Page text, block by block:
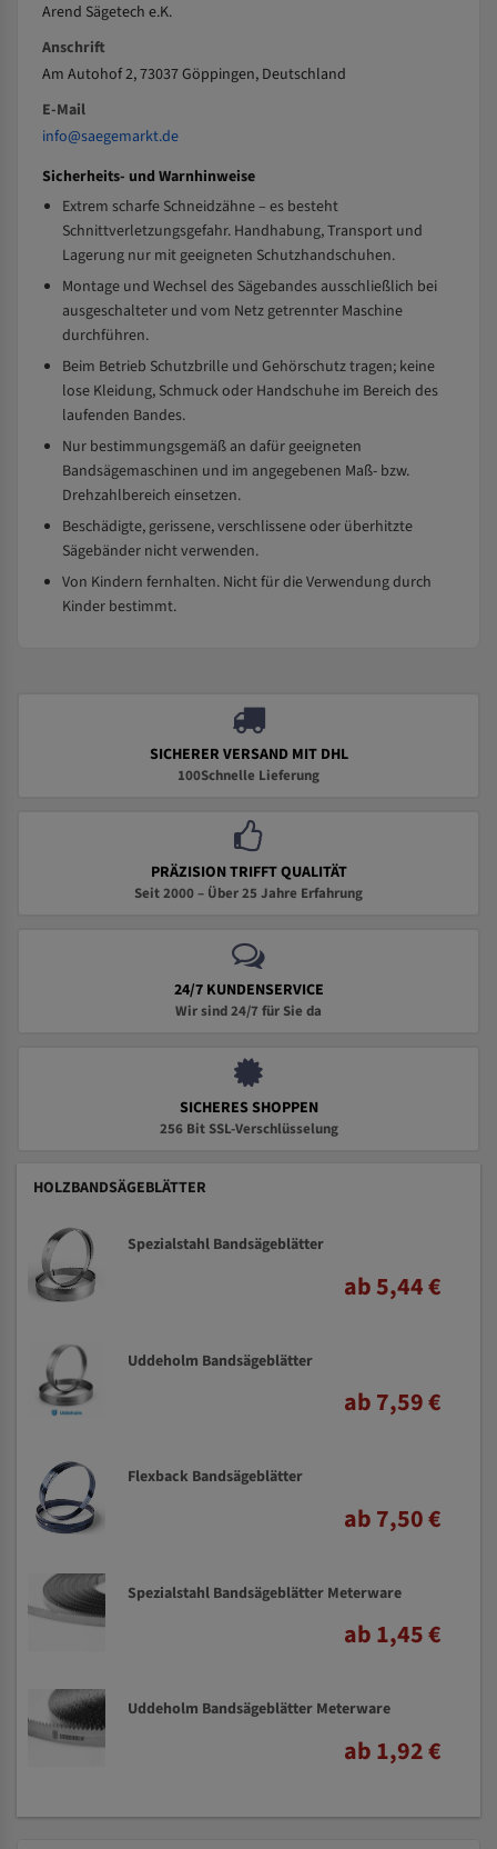
Arend Sägetech e.K.
Anschrift
Am Autohof 2, 73037 Göppingen, Deutschland
E-Mail
info@saegemarkt.de
Sicherheits- und Warnhinweise
Extrem scharfe Schneidzähne – es besteht
Schnittverletzungsgefahr. Handhabung, Transport und
Lagerung nur mit geeigneten Schutzhandschuhen.
Montage und Wechsel des Sägebandes ausschließlich bei
ausgeschalteter und vom Netz getrennter Maschine
durchführen.
Beim Betrieb Schutzbrille und Gehörschutz tragen; keine
lose Kleidung, Schmuck oder Handschuhe im Bereich des
laufenden Bandes.
Nur bestimmungsgemäß an dafür geeigneten
Bandsägemaschinen und im angegebenen Maß- bzw.
Drehzahlbereich einsetzen.
Beschädigte, gerissene, verschlissene oder überhitzte
Sägebänder nicht verwenden.
Von Kindern fernhalten. Nicht für die Verwendung durch
Kinder bestimmt.
SICHERER VERSAND MIT DHL
100Schnelle Lieferung
PRÄZISION TRIFFT QUALITÄT
Seit 2000 – Über 25 Jahre Erfahrung
24/7 KUNDENSERVICE
Wir sind 24/7 für Sie da
SICHERES SHOPPEN
256 Bit SSL-Verschlüsselung
HOLZBANDSÄGEBLÄTTER
Spezialstahl Bandsägeblätter
ab 5,44 €
Uddeholm Bandsägeblätter
ab 7,59 €
Flexback Bandsägeblätter
ab 7,50 €
Spezialstahl Bandsägeblätter Meterware
ab 1,45 €
Uddeholm Bandsägeblätter Meterware
ab 1,92 €